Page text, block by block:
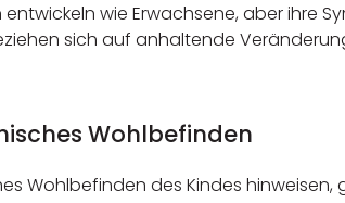
wie Erwachsene, aber ihre
sich auf anhaltende
Wohlbefinden
Wohlbefinden des Kindes hinweisen,